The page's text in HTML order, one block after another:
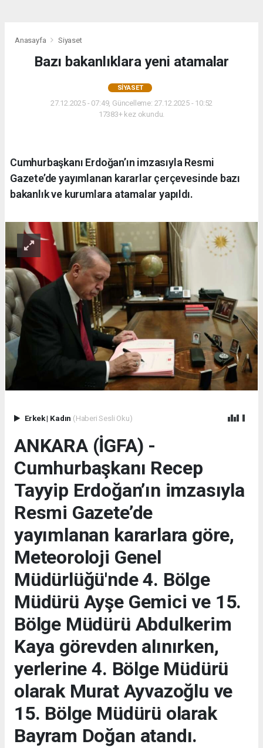
Anasayfa Siyaset
Bazı bakanlıklara yeni atamalar
SIYASET
27.12.2025 - 07:49, Güncelleme: 27.12.2025 - 10:52
17383+ kez okundu.
Cumhurbaşkanı Erdoğan’ın imzasıyla Resmi
Gazete’de yayımlanan kararlar çerçevesinde bazı
bakanlık ve kurumlara atamalar yapıldı.
Erkek| Kadın (Haberi Sesli Oku)
ANKARA (İGFA) -
Cumhurbaşkanı Recep
Tayyip Erdoğan’ın imzasıyla
Resmi Gazete’de
yayımlanan kararlara göre,
Meteoroloji Genel
Müdürlüğü'nde 4. Bölge
Müdürü Ayşe Gemici ve 15.
Bölge Müdürü Abdulkerim
Kaya görevden alınırken,
yerlerine 4. Bölge Müdürü
olarak Murat Ayvazoğlu ve
15. Bölge Müdürü olarak
Bayram Doğan atandı.